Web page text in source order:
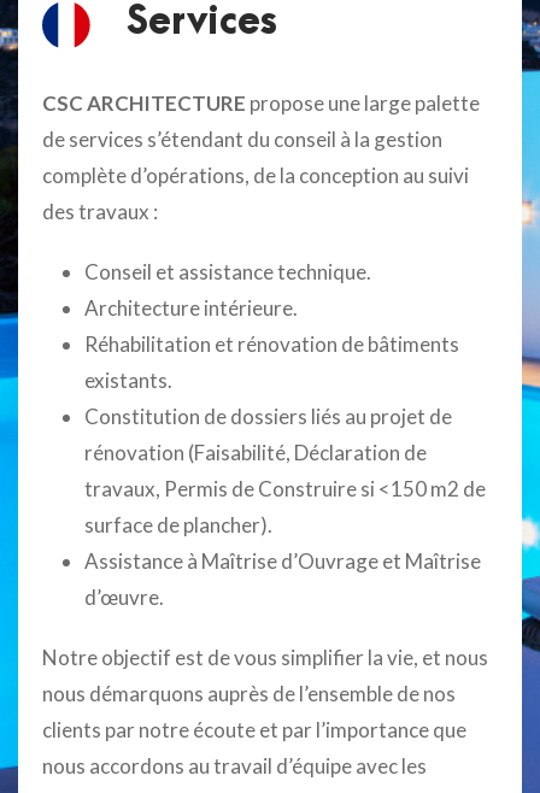
Services
CSC ARCHITECTURE propose une large palette
de services s’étendant du conseil à la gestion
complète d’opérations, de la conception au suivi
des travaux :
Conseil et assistance technique.
Architecture intérieure.
Réhabilitation et rénovation de bâtiments
existants.
Constitution de dossiers liés au projet de
rénovation (Faisabilité, Déclaration de
travaux, Permis de Construire si <150 m2 de
surface de plancher).
Assistance à Maîtrise d’Ouvrage et Maîtrise
d’œuvre.
Notre objectif est de vous simplifier la vie, et nous
nous démarquons auprès de l’ensemble de nos
clients par notre écoute et par l’importance que
nous accordons au travail d’équipe avec les